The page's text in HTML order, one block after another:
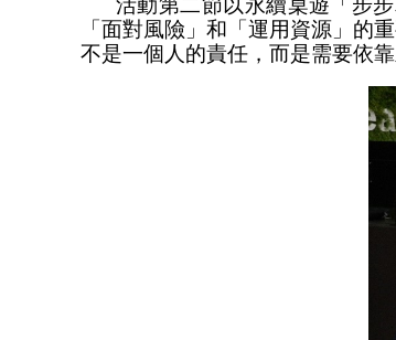
「面對風險」和「運用資源」的
不是一個人的責任，而是需要依